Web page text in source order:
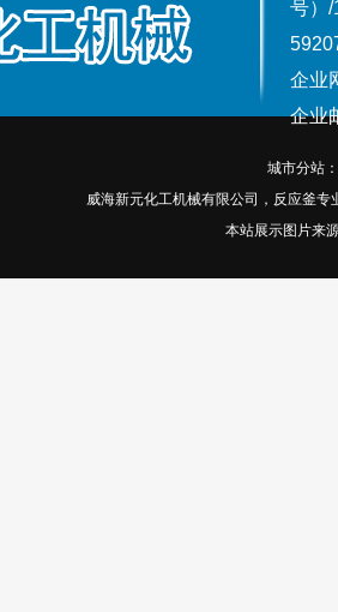
号）
企业
企业
城市分站：
威海新元化工机械有限公司，反应釜
本站展示图片来